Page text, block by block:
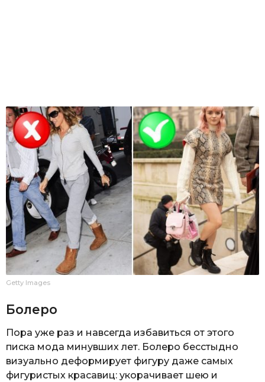
Getty Images
Болеро
Пора уже раз и навсегда избавиться от этого
писка мода минувших лет. Болеро бесстыдно
визуально деформирует фигуру даже самых
фигуристых красавиц: укорачивает шею и